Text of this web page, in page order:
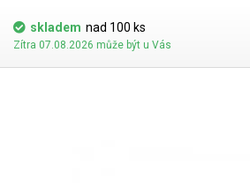
skladem nad 100 ks
Zítra 07.08.2026 může být u Vás